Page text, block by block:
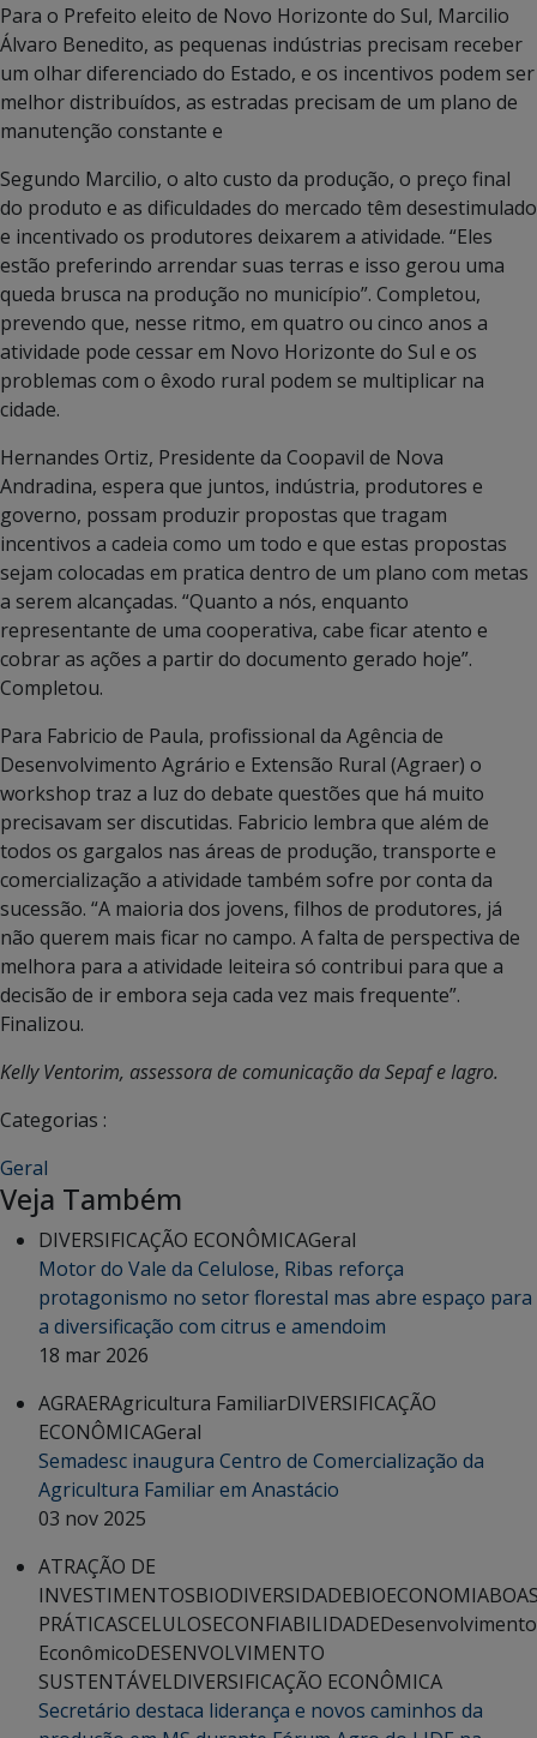
Para o Prefeito eleito de Novo Horizonte do Sul, Marcilio
Álvaro Benedito, as pequenas indústrias precisam receber
um olhar diferenciado do Estado, e os incentivos podem ser
melhor distribuídos, as estradas precisam de um plano de
manutenção constante e
Segundo Marcilio, o alto custo da produção, o preço final
do produto e as dificuldades do mercado têm desestimulado
e incentivado os produtores deixarem a atividade. “Eles
estão preferindo arrendar suas terras e isso gerou uma
queda brusca na produção no município”. Completou,
prevendo que, nesse ritmo, em quatro ou cinco anos a
atividade pode cessar em Novo Horizonte do Sul e os
problemas com o êxodo rural podem se multiplicar na
cidade.
Hernandes Ortiz, Presidente da Coopavil de Nova
Andradina, espera que juntos, indústria, produtores e
governo, possam produzir propostas que tragam
incentivos a cadeia como um todo e que estas propostas
sejam colocadas em pratica dentro de um plano com metas
a serem alcançadas. “Quanto a nós, enquanto
representante de uma cooperativa, cabe ficar atento e
cobrar as ações a partir do documento gerado hoje”.
Completou.
Para Fabricio de Paula, profissional da Agência de
Desenvolvimento Agrário e Extensão Rural (Agraer) o
workshop traz a luz do debate questões que há muito
precisavam ser discutidas. Fabricio lembra que além de
todos os gargalos nas áreas de produção, transporte e
comercialização a atividade também sofre por conta da
sucessão. “A maioria dos jovens, filhos de produtores, já
não querem mais ficar no campo. A falta de perspectiva de
melhora para a atividade leiteira só contribui para que a
decisão de ir embora seja cada vez mais frequente”.
Finalizou.
Kelly Ventorim, assessora de comunicação da Sepaf e Iagro.
Categorias :
Geral
Veja Também
DIVERSIFICAÇÃO ECONÔMICAGeral
Motor do Vale da Celulose, Ribas reforça
protagonismo no setor florestal mas abre espaço para
a diversificação com citrus e amendoim
18 mar 2026
AGRAERAgricultura FamiliarDIVERSIFICAÇÃO
ECONÔMICAGeral
Semadesc inaugura Centro de Comercialização da
Agricultura Familiar em Anastácio
03 nov 2025
ATRAÇÃO DE
INVESTIMENTOSBIODIVERSIDADEBIOECONOMIA
PRÁTICASCELULOSECONFIABILIDADEDesenvolvimento
EconômicoDESENVOLVIMENTO
SUSTENTÁVELDIVERSIFICAÇÃO ECONÔMICA
Secretário destaca liderança e novos caminhos da